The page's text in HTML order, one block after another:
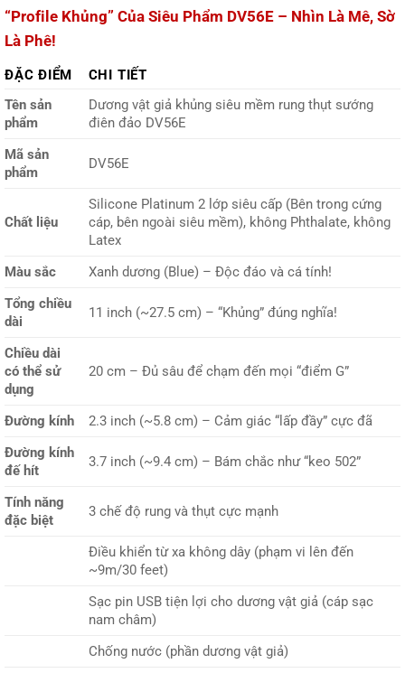
“Profile Khủng” Của Siêu Phẩm DV56E – Nhìn Là Mê, Sờ
Là Phê!
ĐẶC ĐIỂM
CHI TIẾT
Tên sản
phẩm
Dương vật giả khủng siêu mềm rung thụt sướng
điên đảo DV56E
Mã sản
phẩm
DV56E
Chất liệu
Silicone Platinum 2 lớp siêu cấp (Bên trong cứng
cáp, bên ngoài siêu mềm), không Phthalate, không
Latex
Màu sắc
Xanh dương (Blue) – Độc đáo và cá tính!
Tổng chiều
dài
11 inch (~27.5 cm) – “Khủng” đúng nghĩa!
Chiều dài
có thể sử
dụng
20 cm – Đủ sâu để chạm đến mọi “điểm G”
Đường kính
2.3 inch (~5.8 cm) – Cảm giác “lấp đầy” cực đã
Đường kính
đế hít
3.7 inch (~9.4 cm) – Bám chắc như “keo 502”
Tính năng
đặc biệt
3 chế độ rung và thụt cực mạnh
Điều khiển từ xa không dây (phạm vi lên đến
~9m/30 feet)
Sạc pin USB tiện lợi cho dương vật giả (cáp sạc
nam châm)
Chống nước (phần dương vật giả)